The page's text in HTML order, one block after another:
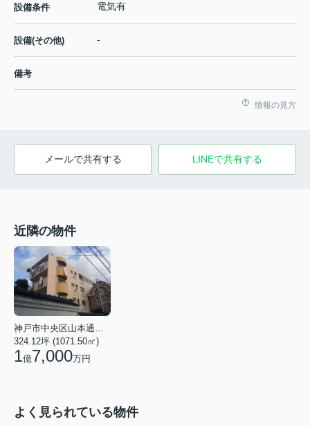
設備条件 電気有
設備(その他) -
備考
情報の見方
メールで共有する LINEで共有する
近隣の物件
神戸市中央区山本通４丁目
324.12坪 (1071.50㎡)
1億7,000万円
よく見られている物件